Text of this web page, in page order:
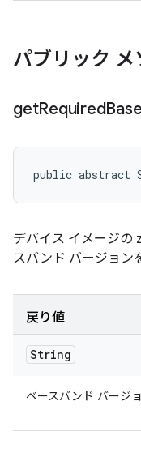
パブリック メ
getRequired
public abstract
デバイス イメージの
スバンド バージョン
戻り値
String
ベースバンド バージ